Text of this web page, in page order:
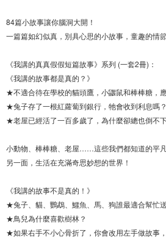
84篇小故事讓你腦洞大開！
一篇篇如幻似真，別具心思的小故事，童趣的情
《我講的真真假假短篇故事》系列 (一套2冊)：
《我講的故事都是真的？》
★不適合待在學校的貓頭鷹，小鼴鼠和棒棒糖，
★兔子存了一根紅蘿蔔到銀行，牠會收到利息嗎？
★老屋已經活了一百多歲了，為什麼卻總也倒不
小動物、棒棒糖、老屋……這些我們都知道的平
另一面，生活在充滿奇思妙想的世界！
《我講的故事不是真的！》
★兔子、貓、鸚鵡、鱷魚、馬、狗誰最適合幫忙
★鳥兒為什麼喜歡樹林？
★如果右手不小心骨折了，你會改用左手做故事